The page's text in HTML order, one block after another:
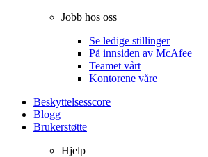
Jobb hos oss
Se ledige stillinger
På innsiden av McAfee
Teamet vårt
Kontorene våre
Beskyttelsesscore
Blogg
Brukerstøtte
Hjelp